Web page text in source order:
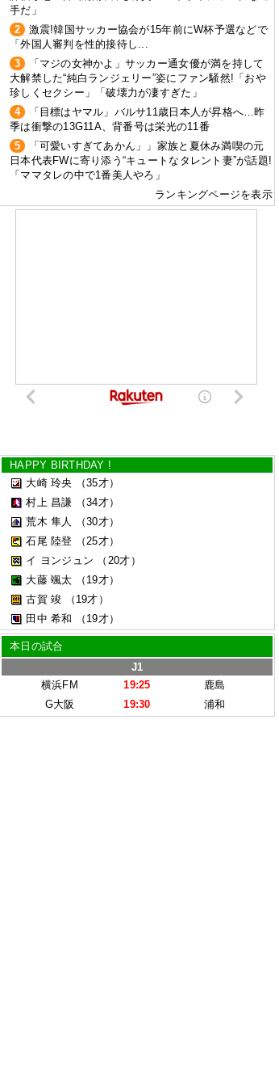
手だ」
2
激震!韓国サッカー協会が15年前にW杯予選などで
「外国人審判を性的接待し...
3
「マジの女神かよ」サッカー通女優が満を持して
大解禁した“純白ランジェリー”姿にファン騒然!「おや
珍しくセクシー」「破壊力が凄すぎた」
4
「目標はヤマル」バルサ11歳日本人が昇格へ…昨
季は衝撃の13G11A、背番号は栄光の11番
5
「可愛いすぎてあかん」」家族と夏休み満喫の元
日本代表FWに寄り添う“キュートなタレント妻”が話題!
「ママタレの中で1番美人やろ」
ランキングページを表示
HAPPY BIRTHDAY !
大崎 玲央
（35才）
村上 昌謙
（34才）
荒木 隼人
（30才）
石尾 陸登
（25才）
イ ヨンジュン
（20才）
大藤 颯太
（19才）
古賀 竣
（19才）
田中 希和
（19才）
本日の試合
J1
横浜FM
19:25
鹿島
G大阪
19:30 浦和